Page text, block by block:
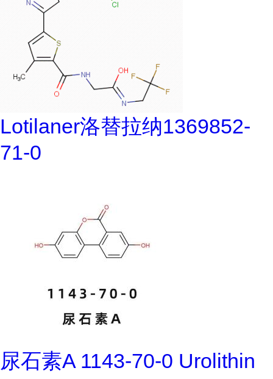
Lotilaner洛替拉纳1369852-
71-0
尿石素A 1143-70-0 Urolithin